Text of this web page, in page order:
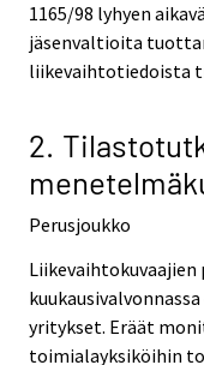
1165/98 lyhyen
jäsenvaltioita
liikevaihtotiedoista
2.
Perusjoukko
Liikevaihtokuvaajien
yritykset. Eräät
toimialayksiköihin